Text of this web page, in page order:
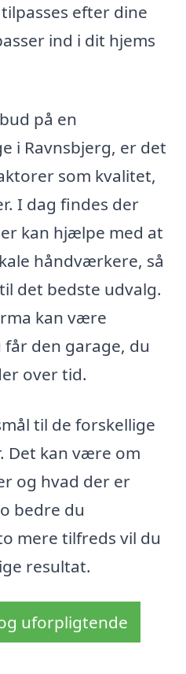
efter dine
ind i dit hjems
på en
i Ravnsbjerg, er det
som kvalitet,
I dag findes der
kan hjælpe med at
håndværkere, så
det bedste udvalg.
kan være
den garage, du
over tid.
til de forskellige
Det kan være om
og hvad der er
bedre du
mere tilfreds vil du
resultat.
uforpligtende